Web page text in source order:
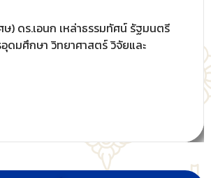
ษ) ดร.เอนก เหล่าธรรมทัศน์ รัฐมนตรี
อุดมศึกษา วิทยาศาสตร์ วิจัยและ